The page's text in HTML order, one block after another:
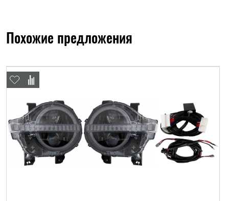
Похожие предложения